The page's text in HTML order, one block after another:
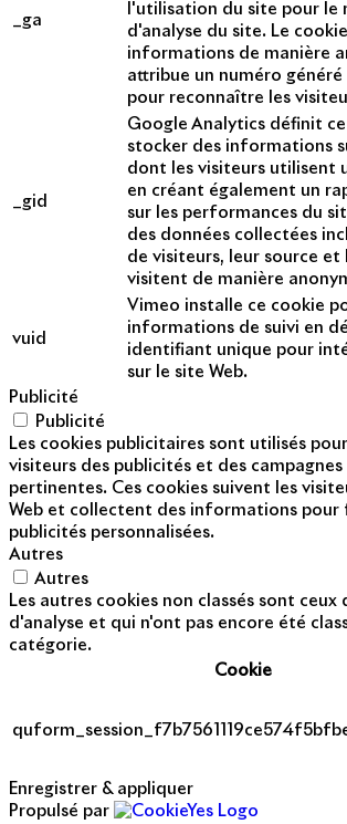
_ga
l'utilisation du site pour le
d'analyse du site. Le
informations de manière
attribue un numéro
pour reconnaître les
_gid
Google Analytics définit
stocker des informations
dont les visiteurs utilisent
en créant également un
sur les performances du
des données collectées
de visiteurs, leur source et
visitent de manière
vuid
Vimeo installe ce cookie
informations de suivi en
identifiant unique pour
sur le site Web.
Publicité
Publicité
Les cookies publicitaires sont utilisés
visiteurs des publicités et des
pertinentes. Ces cookies suivent les
Web et collectent des informations pour
publicités personnalisées.
Autres
Autres
Les autres cookies non classés sont ceux
d'analyse et qui n'ont pas encore été
catégorie.
Cookie
Enregistrer & appliquer
Propulsé par